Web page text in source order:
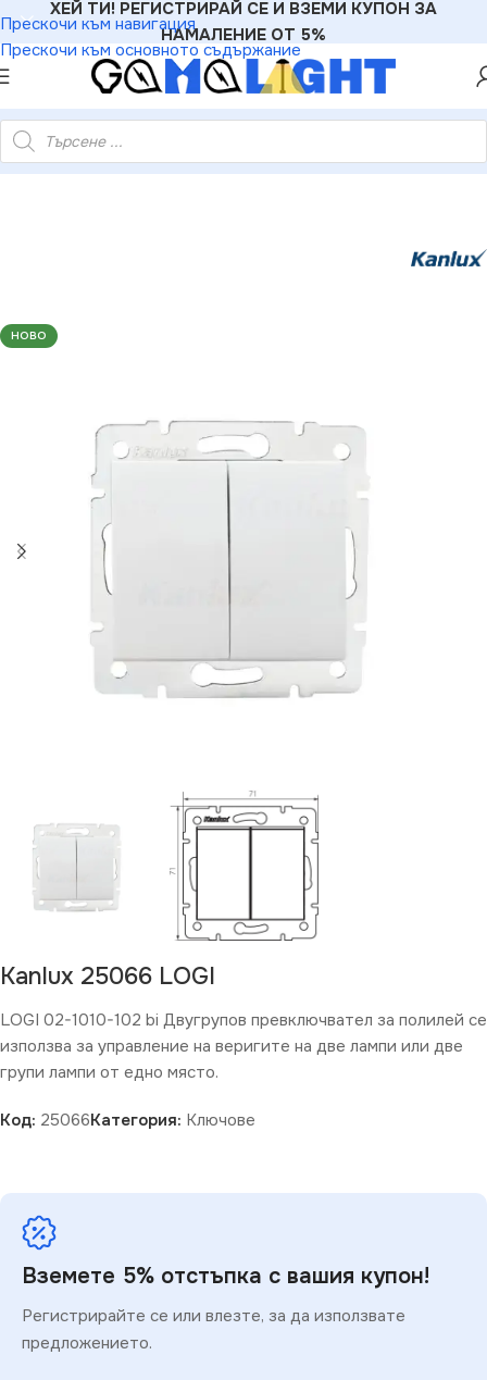
Прескочи към навигация
Прескочи към основното съдържание
ХЕЙ ТИ! РЕГИСТРИРАЙ СЕ И ВЗЕМИ КУПОН ЗА
НАМАЛЕНИЕ ОТ 5%
»Електроматериали»Ключове»Kanlux 25066 LOGI
НОВО
Kanlux 25066 LOGI
LOGI 02-1010-102 bi Двугрупов превключвател за полилей се
използва за управление на веригите на две лампи или две
групи лампи от едно място.
Код: 25066Категория: Ключове
Вземете 5% отстъпка с вашия купон!
Регистрирайте се или влезте, за да използвате
предложението.